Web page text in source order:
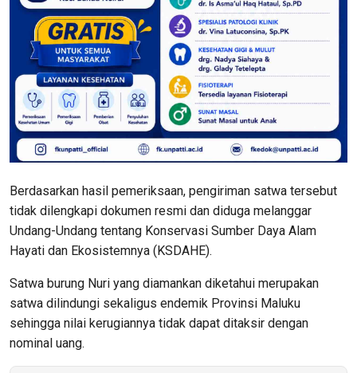
Berdasarkan hasil pemeriksaan, pengiriman satwa tersebut
tidak dilengkapi dokumen resmi dan diduga melanggar
Undang-Undang tentang Konservasi Sumber Daya Alam
Hayati dan Ekosistemnya (KSDAHE).
Satwa burung Nuri yang diamankan diketahui merupakan
satwa dilindungi sekaligus endemik Provinsi Maluku
sehingga nilai kerugiannya tidak dapat ditaksir dengan
nominal uang.